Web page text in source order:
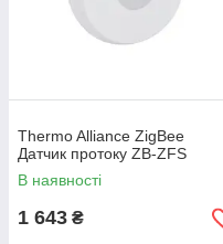
Thermo Alliance ZigBee
Датчик протоку ZB-ZFS
В наявності
1 643 ₴